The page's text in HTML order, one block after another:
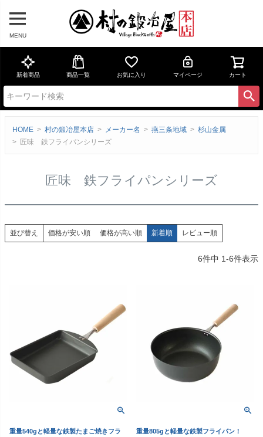
MENU
新着商品 商品一覧 お気に入り マイページ カート
HOME 村の鍛冶屋本店 メーカー名 燕三条地域
杉山金属
匠味 鉄フライパンシリーズ
匠味 鉄フライパンシリーズ
並び替え 価格が安い順 価格が高い順 新着順 レビュー順
6件中 1-6件表示
重量540gと軽量な鉄製たまご焼きフラ
重量805gと軽量な鉄製フライパン！